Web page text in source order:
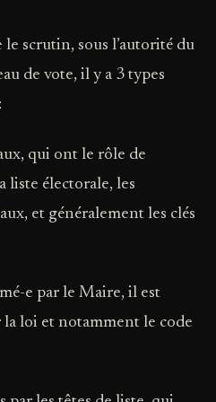
le scrutin, sous l’autorité du
de vote, il y a 3 types
qui ont le rôle de
liste électorale, les
et généralement les clés
e par le Maire, il est
la loi et notamment le code